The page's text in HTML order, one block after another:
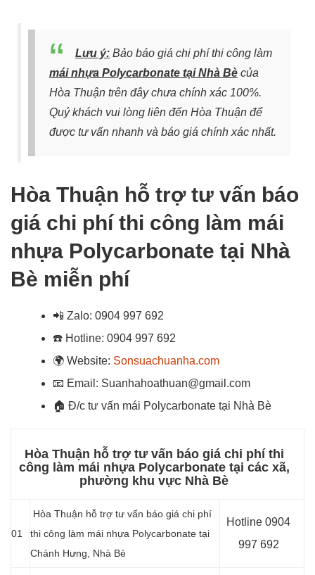
Lưu ý: Bảo báo giá chi phí thi công làm
mái nhựa Polycarbonate tại Nhà Bè của
Hòa Thuận trên đây chưa chính xác 100%.
Quý khách vui lòng liên đến Hòa Thuận để
được tư vấn nhanh và báo giá chính xác nhất.
Hòa Thuận hỗ trợ tư vấn báo
giá chi phí thi công làm mái
nhựa Polycarbonate tại Nhà
Bè miễn phí
📲 Zalo: 0904 997 692
☎️ Hotline: 0904 997 692
🌍 Website: Sonsuachuanha.com
📧 Email: Suanhahoathuan@gmail.com
🏠 Đ/c tư vấn mái Polycarbonate tại Nhà Bè
Hòa Thuận hỗ trợ tư vấn báo giá chi phí thi
công làm mái nhựa Polycarbonate tại các xã,
phường khu vực Nhà Bè
01
Hòa Thuận hỗ trợ tư vấn báo giá chi phí
thi công làm mái nhựa Polycarbonate tại
Chánh Hưng, Nhà Bè
Hotline 0904
997 692